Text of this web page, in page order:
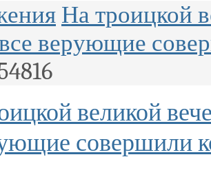
На троицкой
верующие
великой
совершили